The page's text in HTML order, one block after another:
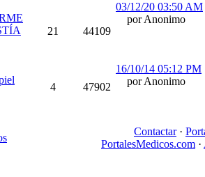
21 44109
03/12/20 03:50 AM
por Anonimo
4 47902
16/10/14 05:12 PM
por Anonimo
Contactar·
PortalesMedicos.com ·